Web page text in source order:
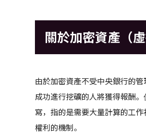
關於加密資產（
由於加密資產不受中央銀行的
成功進行挖礦的人將獲得報酬
寫，指的是需要大量計算的工
權利的機制。